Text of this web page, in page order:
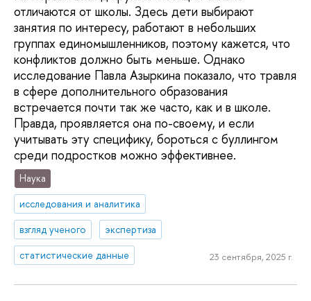
отличаются от школы. Здесь дети выбирают
занятия по интересу, работают в небольших
группах единомышленников, поэтому кажется, что
конфликтов должно быть меньше. Однако
исследование Павла Азыркина показало, что травля
в сфере дополнительного образования
встречается почти так же часто, как и в школе.
Правда, проявляется она по-своему, и если
учитывать эту специфику, бороться с буллингом
среди подростков можно эффективнее.
Наука
исследования и аналитика
взгляд ученого
экспертиза
статистические данные
23 сентября, 2025 г.